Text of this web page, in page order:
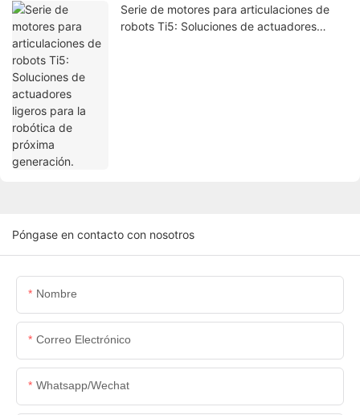
Serie de motores para articulaciones de
robots Ti5: Soluciones de actuadores
Póngase en contacto con nosotros
Nombre
Correo Electrónico
Whatsapp/wechat